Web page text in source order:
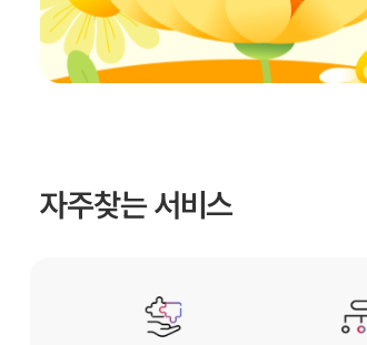
자주찾는 서비스